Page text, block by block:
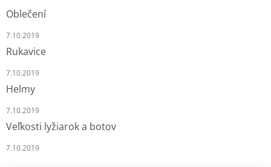
Oblečení
7.10.2019
Rukavice
7.10.2019
Helmy
7.10.2019
Veľkosti lyžiarok a botov
7.10.2019